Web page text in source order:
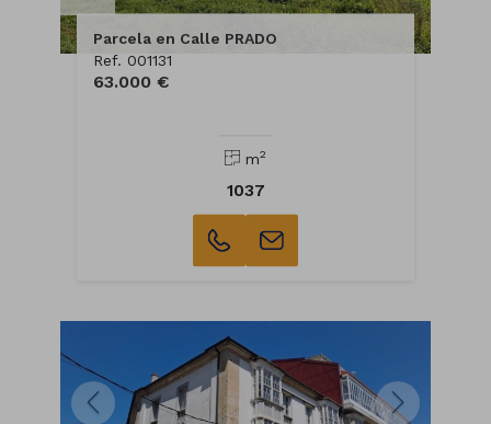
Parcela en Calle PRADO
Ref. 001131
63.000 €
m2
1037